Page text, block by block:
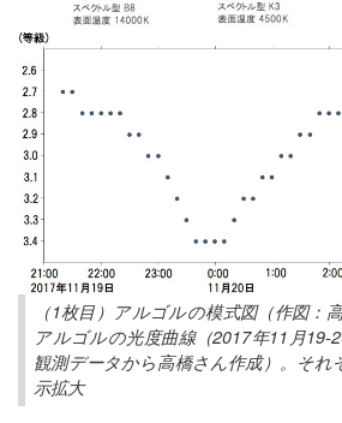
（1枚目）アルゴルの模式図（作図：
アルゴルの光度曲線（2017年11月19-
観測データから高橋さん作成）。そ
示拡大